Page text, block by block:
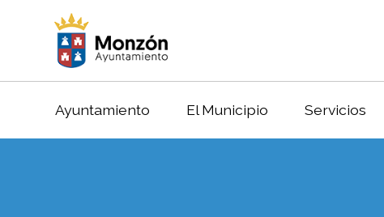
Ayuntamiento El Municipio Servicios